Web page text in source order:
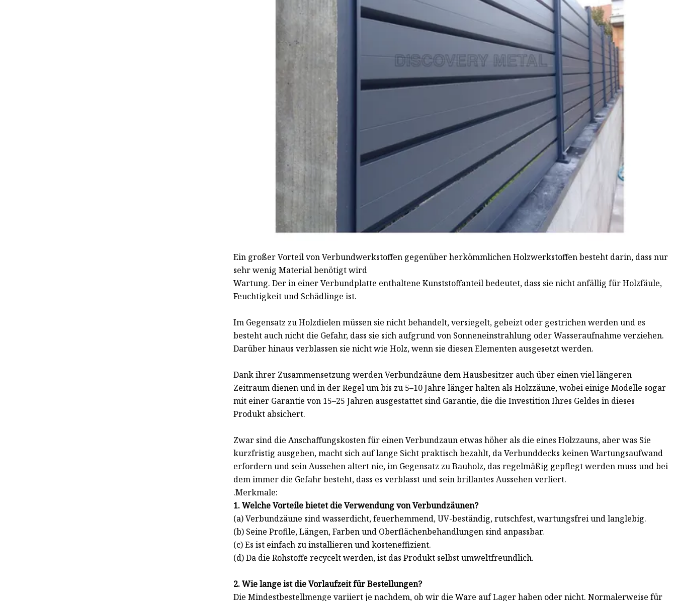
Ein großer Vorteil von Verbundwerkstoffen gegenüber herkömmlichen Holzwerkstoffen besteht darin, dass nur
sehr wenig Material benötigt wird
Wartung. Der in einer Verbundplatte enthaltene Kunststoffanteil bedeutet, dass sie nicht anfällig für Holzfäule,
Feuchtigkeit und Schädlinge ist.
Im Gegensatz zu Holzdielen müssen sie nicht behandelt, versiegelt, gebeizt oder gestrichen werden und es
besteht auch nicht die Gefahr, dass sie sich aufgrund von Sonneneinstrahlung oder Wasseraufnahme verziehen.
Darüber hinaus verblassen sie nicht wie Holz, wenn sie diesen Elementen ausgesetzt werden.
Dank ihrer Zusammensetzung werden Verbundzäune dem Hausbesitzer auch über einen viel längeren
Zeitraum dienen und in der Regel um bis zu 5–10 Jahre länger halten als Holzzäune, wobei einige Modelle sogar
mit einer Garantie von 15–25 Jahren ausgestattet sind Garantie, die die Investition Ihres Geldes in dieses
Produkt absichert.
Zwar sind die Anschaffungskosten für einen Verbundzaun etwas höher als die eines Holzzauns, aber was Sie
kurzfristig ausgeben, macht sich auf lange Sicht praktisch bezahlt, da Verbunddecks keinen Wartungsaufwand
erfordern und sein Aussehen altert nie, im Gegensatz zu Bauholz, das regelmäßig gepflegt werden muss und bei
dem immer die Gefahr besteht, dass es verblasst und sein brillantes Aussehen verliert.
.Merkmale:
1. Welche Vorteile bietet die Verwendung von Verbundzäunen?
(a) Verbundzäune sind wasserdicht, feuerhemmend, UV-beständig, rutschfest, wartungsfrei und langlebig.
(b) Seine Profile, Längen, Farben und Oberflächenbehandlungen sind anpassbar.
(c) Es ist einfach zu installieren und kosteneffizient.
(d) Da die Rohstoffe recycelt werden, ist das Produkt selbst umweltfreundlich.
2. Wie lange ist die Vorlaufzeit für Bestellungen?
Die Mindestbestellmenge variiert je nachdem, ob wir die Ware auf Lager haben oder nicht. Normalerweise für